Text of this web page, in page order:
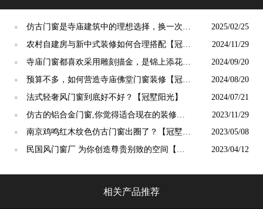
●
仿古门窗是寺庙建筑中的理想选择，换一次用
终生【冠墅阳光】
2025/02/25
●
农村自建房与新中式装修如何合理搭配【冠墅
阳光】
2024/11/29
●
寺庙门窗都喜欢采用雕刻描金，是锦上添花
吗？【冠墅阳光】
2024/09/20
●
预算不多，如何营造寺庙佛堂门窗装修【冠墅
阳光】
2024/08/20
● 法式轻奢风门窗到底好不好？【冠墅阳光】 2024/07/21
●
仿古的铝合金门窗,你觉得适合现在的装修吗?
【冠墅阳光】
2023/11/29
●
南京鸡鸣红木纹色仿古门窗出圈了？【冠墅阳
光】
2023/05/08
●
民国风门窗厂 为你创造尊贵别致的空间【冠
2023/04/12
相关产品推荐